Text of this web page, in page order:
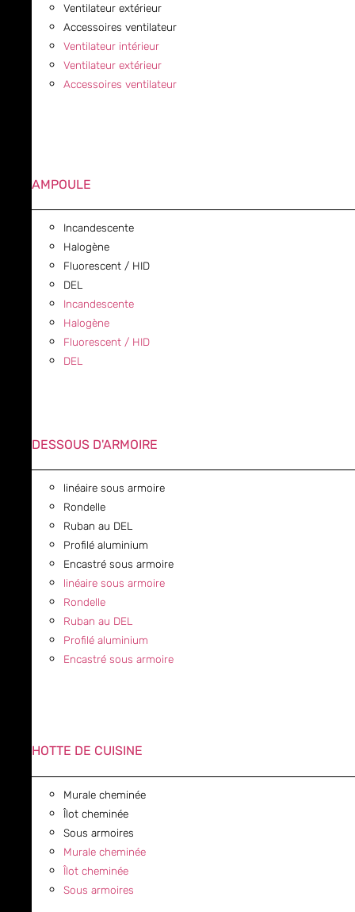
Ventilateur extérieur
Accessoires ventilateur
Ventilateur intérieur
Ventilateur extérieur
Accessoires ventilateur
AMPOULE
Incandescente
Halogène
Fluorescent / HID
DEL
Incandescente
Halogène
Fluorescent / HID
DEL
DESSOUS D'ARMOIRE
linéaire sous armoire
Rondelle
Ruban au DEL
Profilé aluminium
Encastré sous armoire
linéaire sous armoire
Rondelle
Ruban au DEL
Profilé aluminium
Encastré sous armoire
HOTTE DE CUISINE
Murale cheminée
Îlot cheminée
Sous armoires
Murale cheminée
Îlot cheminée
Sous armoires